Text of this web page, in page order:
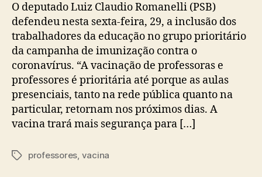
O deputado Luiz Claudio Romanelli (PSB)
defendeu nesta sexta-feira, 29, a inclusão dos
trabalhadores da educação no grupo prioritário
da campanha de imunização contra o
coronavírus. “A vacinação de professoras e
professores é prioritária até porque as aulas
presenciais, tanto na rede pública quanto na
particular, retornam nos próximos dias. A
vacina trará mais segurança para […]
Tagsprofessores, vacina